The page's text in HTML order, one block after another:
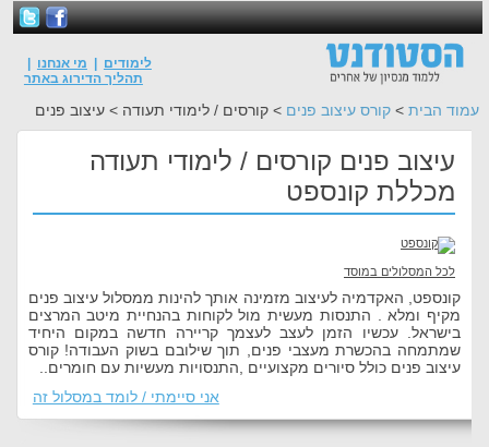
לימודים מי אנחנו
תהליך הדירוג באתר
עמוד הבית > קורס עיצוב פנים > קורסים / לימודי תעודה > עיצוב פנים
עיצוב פנים קורסים / לימודי תעודה
מכללת קונספט
לכל המסלולים במוסד
קונספט, האקדמיה לעיצוב מזמינה אותך להינות ממסלול עיצוב פנים
מקיף ומלא . התנסות מעשית מול לקוחות בהנחיית מיטב המרצים
בישראל. עכשיו הזמן לעצב לעצמך קריירה חדשה במקום היחיד
שמתמחה בהכשרת מעצבי פנים, תוך שילובם בשוק העבודה! קורס
עיצוב פנים כולל סיורים מקצועיים ,התנסויות מעשיות עם חומרים..
אני סיימתי / לומד במסלול זה